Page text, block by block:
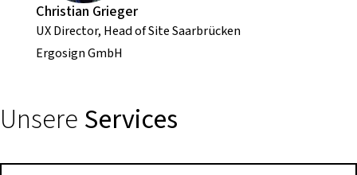
Christian Grieger
UX Director, Head of Site Saarbrücken
Ergosign GmbH
Unsere Services